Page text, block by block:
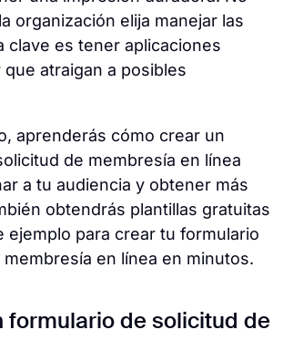
organización elija manejar las
clave es tener aplicaciones
atraigan a posibles
aprenderás cómo crear un
de membresía en línea
a tu audiencia y obtener más
obtendrás plantillas gratuitas
ejemplo para crear tu formulario
en línea en minutos.
formulario de solicitud de